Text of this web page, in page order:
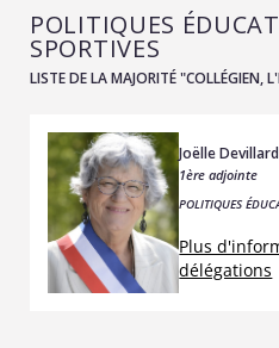
POLITIQUES
SPORTIVES
LISTE DE LA MAJORITÉ "COLLÉGIEN,
Joëlle Devillard
1ère adjointe
POLITIQUES
Plus
délégations